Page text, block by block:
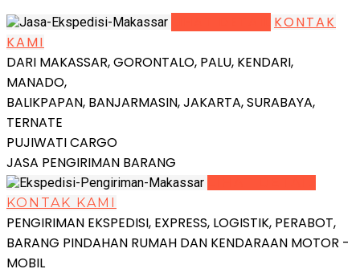
KONTAK
KAMI
DARI MAKASSAR, GORONTALO, PALU, KENDARI,
MANADO,
BALIKPAPAN, BANJARMASIN, JAKARTA, SURABAYA,
TERNATE
PUJIWATI CARGO
JASA PENGIRIMAN BARANG
KONTAK KAMI
PENGIRIMAN EKSPEDISI, EXPRESS, LOGISTIK, PERABOT,
BARANG PINDAHAN RUMAH DAN KENDARAAN MOTOR -
MOBIL